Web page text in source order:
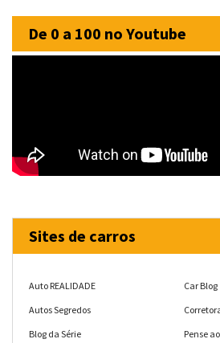
De 0 a 100 no Youtube
Sites de carros
Auto REALIDADE
Autos Segredos
Blog da Série
Car Blog
Pense